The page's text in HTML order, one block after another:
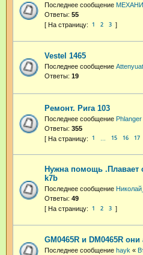
Последнее сообщение
Ответы: 55
1 2 3
Vestel 1465
Последнее сообщение
Ответы: 19
Ремонт. Рига 103
Последнее сообщение Phlanger
Ответы: 355
1 15 16 17
Нужна помощь .Плавает
k7b
Последнее сообщение
Ответы: 49
1 2 3
GM0465R и DM0465R
Последнее сообщение hayk «